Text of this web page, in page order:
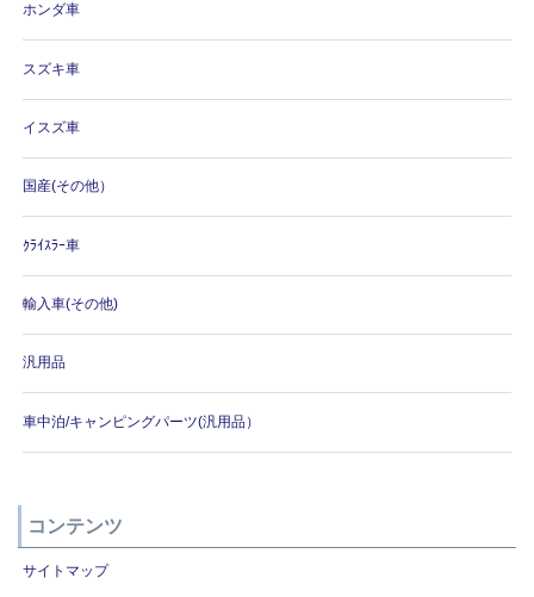
ホンダ車
スズキ車
イスズ車
国産(その他）
ｸﾗｲｽﾗｰ車
輸入車(その他)
汎用品
車中泊/キャンピングパーツ(汎用品）
コンテンツ
サイトマップ